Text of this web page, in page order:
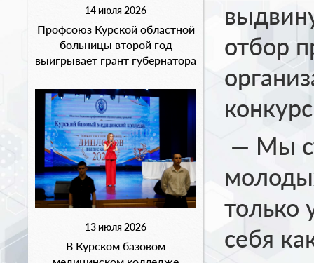
14 июля 2026
Профсоюз Курской областной
больницы второй год
выигрывает грант губернатора
13 июля 2026
В Курском базовом
отбор
— Мы
только
себя